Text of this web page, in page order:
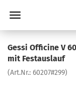
Gessi Officine V
mit Festauslauf
(Art.Nr.: 60207#299)